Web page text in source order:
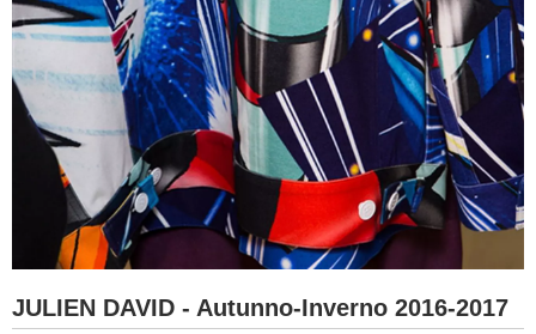
JULIEN DAVID - Autunno-Inverno 2016-2017